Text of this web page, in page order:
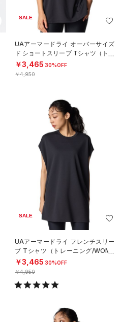
SALE
UAアーマードライ オーバーサイズ
ド ショートスリーブ Tシャツ（トレ
ーニング/WOMEN）
￥3,465 30%OFF
￥4,950
SALE
UAアーマードライ フレンチスリー
ブ Tシャツ（トレーニング/WOME
N）
￥3,465 30%OFF
￥4,950